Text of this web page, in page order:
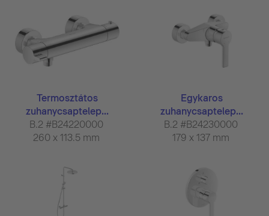
Termosztátos
zuhanycsaptelep...
B.2 #B24220000
260 x 113.5 mm
Egykaros
zuhanycsaptelep...
B.2 #B24230000
179 x 137 mm